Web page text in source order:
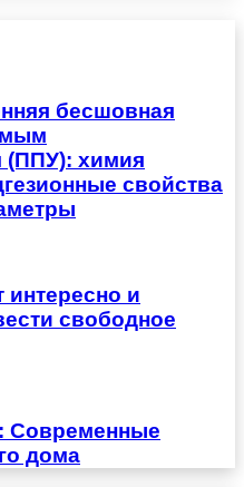
бесшовная
(ППУ): химия
свойства
интересно и
свободное
Современные
дома